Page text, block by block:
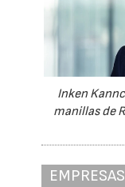
Inken
manillas de